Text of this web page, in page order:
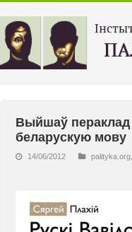
Выйшаў пераклад
беларускую мову
14/06/2012 palityka.org